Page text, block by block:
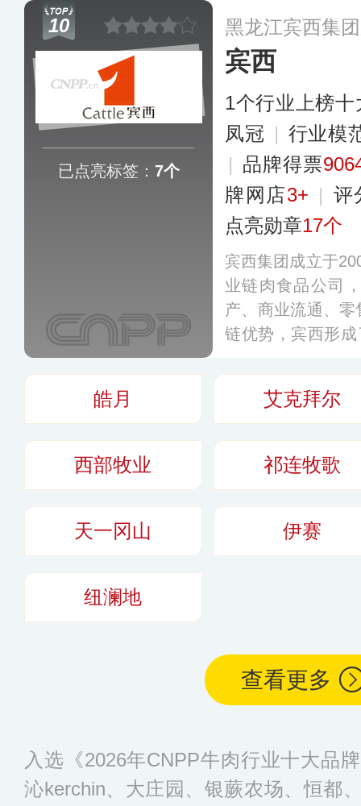
10
已点亮标签： 7个
黑龙江宾西集
宾西
1个行业上榜十
凤冠 | 行业模
| 品牌得票
牌网店3+ | 评
点亮勋章17个
宾西集团成立于
业链肉食品公司
产、商业流通、
链优势，宾西形成
外多个国家和地
皓月 艾克拜尔
西部牧业 祁连牧歌
天一冈山 伊赛
纽澜地
查看更多
入选《2026年CNPP牛肉行业十大品
沁kerchin、大庄园、银蕨农场、恒都